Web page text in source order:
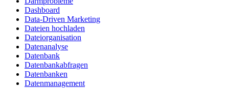
Dashboard
Data-Driven Marketing
Dateien hochladen
Dateiorganisation
Datenanalyse
Datenbank
Datenbankabfragen
Datenbanken
Datenmanagement